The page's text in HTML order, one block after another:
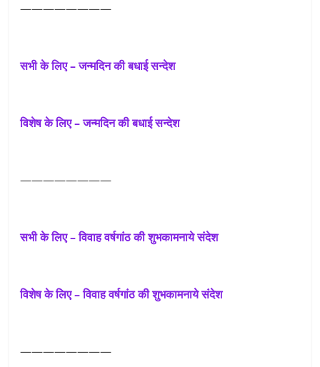
————————
सभी के लिए – जन्मदिन की बधाई सन्देश
विशेष के लिए – जन्मदिन की बधाई सन्देश
————————
सभी के लिए – विवाह वर्षगांठ की शुभकामनाये संदेश
विशेष के लिए – विवाह वर्षगांठ की शुभकामनाये संदेश
————————